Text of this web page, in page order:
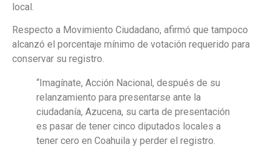
local.
Respecto a Movimiento Ciudadano, afirmó que tampoco
alcanzó el porcentaje mínimo de votación requerido para
conservar su registro.
“Imagínate, Acción Nacional, después de su
relanzamiento para presentarse ante la
ciudadanía, Azucena, su carta de presentación
es pasar de tener cinco diputados locales a
tener cero en Coahuila y perder el registro.